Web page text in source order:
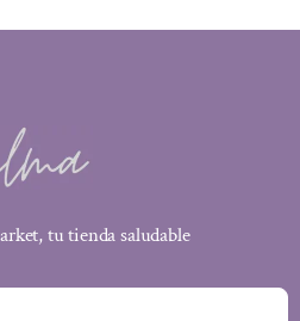
tu tienda saludable